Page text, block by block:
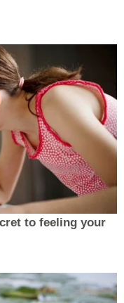
to feeling your